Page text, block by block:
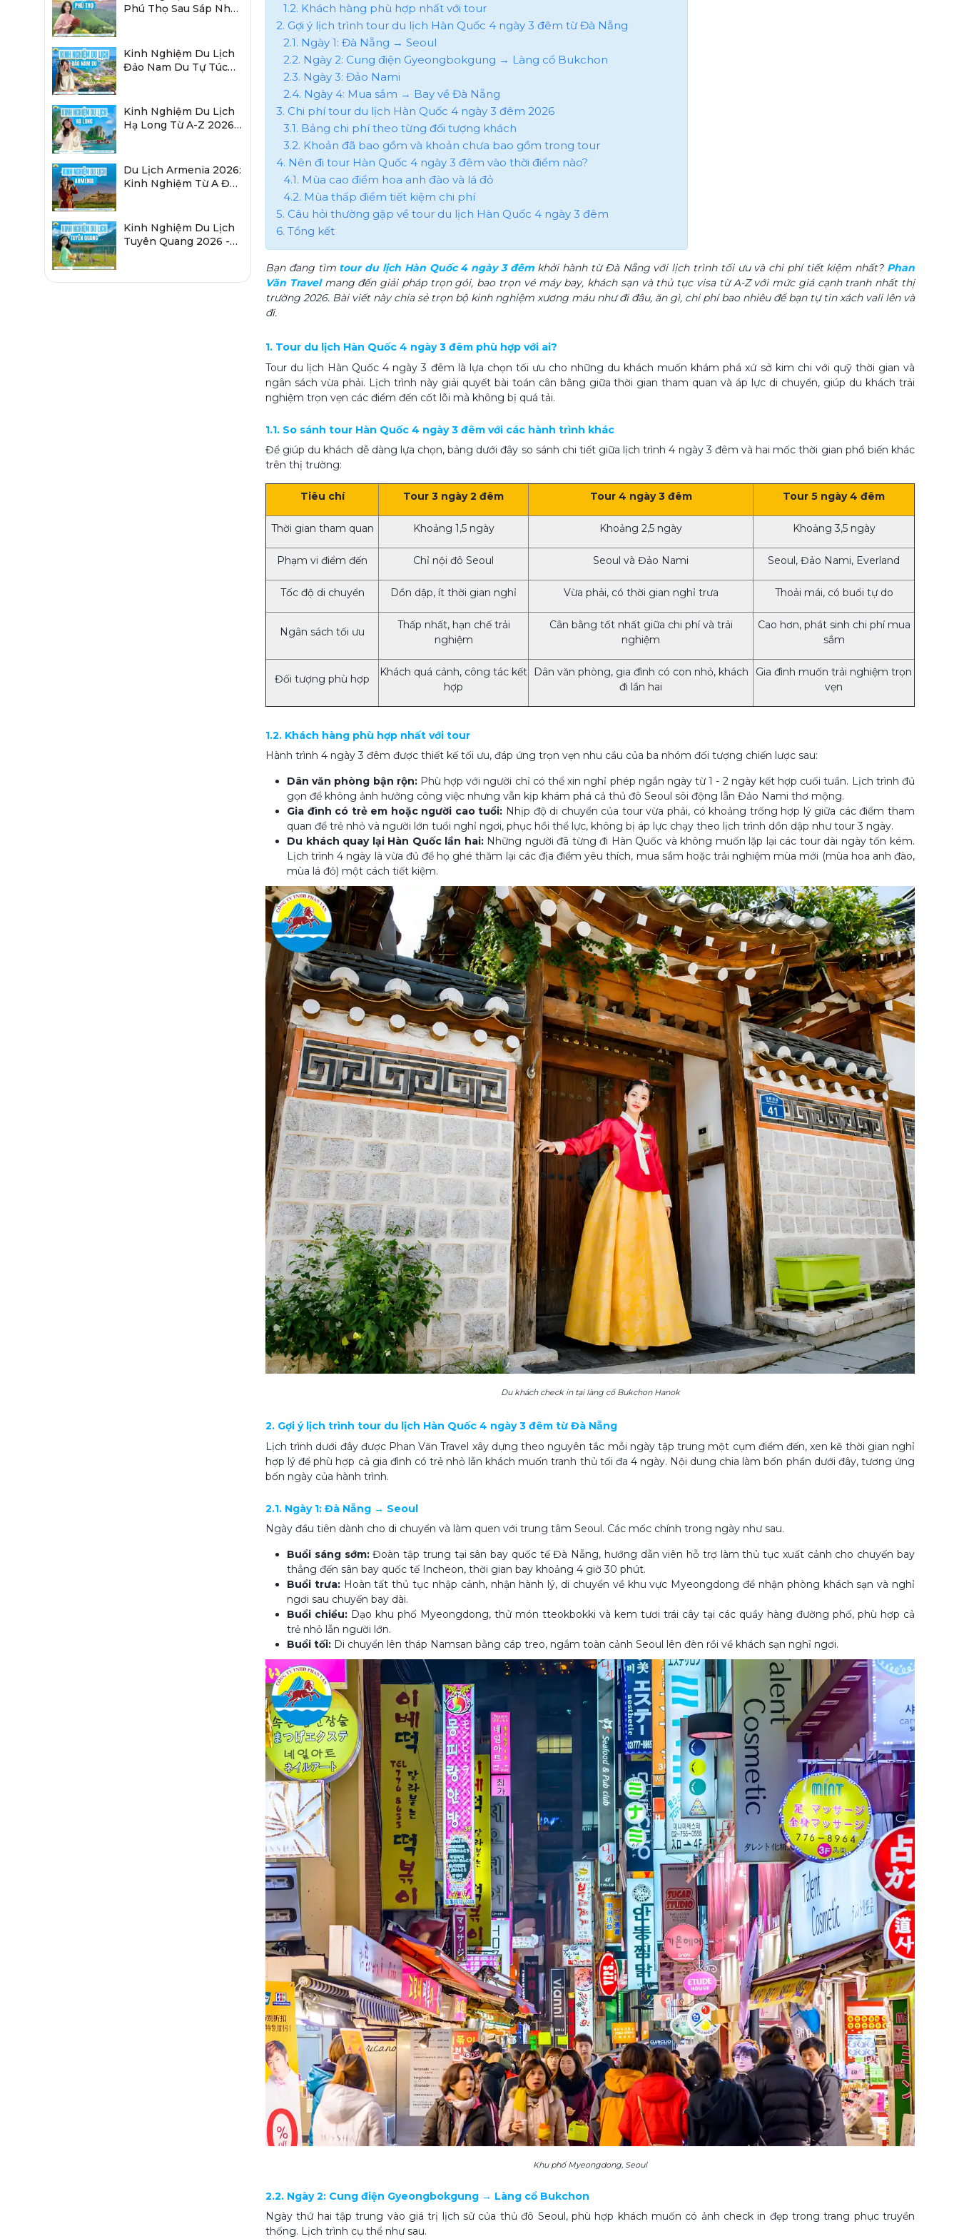
1.2. Khách hàng phù hợp nhất với tour
2. Gợi ý lịch trình tour du lịch Hàn Quốc 4 ngày 3 đêm từ Đà Nẵng
2.1. Ngày 1: Đà Nẵng → Seoul
2.2. Ngày 2: Cung điện Gyeongbokgung → Làng cổ Bukchon
2.3. Ngày 3: Đảo Nami
2.4. Ngày 4: Mua sắm → Bay về Đà Nẵng
3. Chi phí tour du lịch Hàn Quốc 4 ngày 3 đêm 2026
3.1. Bảng chi phí theo từng đối tượng khách
3.2. Khoản đã bao gồm và khoản chưa bao gồm trong tour
4. Nên đi tour Hàn Quốc 4 ngày 3 đêm vào thời điểm nào?
4.1. Mùa cao điểm hoa anh đào và lá đỏ
4.2. Mùa thấp điểm tiết kiệm chi phí
5. Câu hỏi thường gặp về tour du lịch Hàn Quốc 4 ngày 3 đêm
6. Tổng kết
Bạn đang tìm tour du lịch Hàn Quốc 4 ngày 3 đêmkhởi hành từ Đà Nẵng với lịch trình tối ưu và chi phí tiết kiệm nhất? Phan
Văn Travelmang đến giải pháp trọn gói, bao trọn vé máy bay, khách sạn và thủ tục visa từ A-Z với mức giá cạnh tranh nhất thị
trường 2026. Bài viết này chia sẻ trọn bộ kinh nghiệm xương máu như đi đâu, ăn gì, chi phí bao nhiêu để bạn tự tin xách vali lên và
đi.
1. Tour du lịch Hàn Quốc 4 ngày 3 đêm phù hợp với ai?
Tour du lịch Hàn Quốc 4 ngày 3 đêm là lựa chọn tối ưu cho những du khách muốn khám phá xứ sở kim chi với quỹ thời gian và
ngân sách vừa phải. Lịch trình này giải quyết bài toán cân bằng giữa thời gian tham quan và áp lực di chuyển, giúp du khách trải
nghiệm trọn vẹn các điểm đến cốt lõi mà không bị quá tải.
1.1. So sánh tour Hàn Quốc 4 ngày 3 đêm với các hành trình khác
Để giúp du khách dễ dàng lựa chọn, bảng dưới đây so sánh chi tiết giữa lịch trình 4 ngày 3 đêm và hai mốc thời gian phổ biến khác
trên thị trường:
Tiêu chí Tour 3 ngày 2 đêm Tour 4 ngày 3 đêm Tour 5 ngày 4 đêm
Thời gian tham quan Khoảng 1,5 ngày Khoảng 2,5 ngày Khoảng 3,5 ngày
Phạm vi điểm đến Chỉ nội đô Seoul Seoul và Đảo Nami Seoul, Đảo Nami, Everland
Tốc độ di chuyển Dồn dập, ít thời gian nghỉ Vừa phải, có thời gian nghỉ trưa Thoải mái, có buổi tự do
Ngân sách tối ưu
Thấp nhất, hạn chế trải
nghiệm
Cân bằng tốt nhất giữa chi phí và trải
nghiệm
Cao hơn, phát sinh chi phí mua
sắm
Đối tượng phù hợp
Khách quá cảnh, công tác kết
hợp
Dân văn phòng, gia đình có con nhỏ, khách
đi lần hai
Gia đình muốn trải nghiệm trọn
vẹn
1.2. Khách hàng phù hợp nhất với tour
Hành trình 4 ngày 3 đêm được thiết kế tối ưu, đáp ứng trọn vẹn nhu cầu của ba nhóm đối tượng chiến lược sau:
Dân văn phòng bận rộn:Phù hợp với người chỉ có thể xin nghỉ phép ngắn ngày từ 1 - 2 ngày kết hợp cuối tuần. Lịch trình đủ
gọn để không ảnh hưởng công việc nhưng vẫn kịp khám phá cả thủ đô Seoul sôi động lẫn Đảo Nami thơ mộng.
Gia đình có trẻ em hoặc người cao tuổi: Nhịp độ di chuyển của tour vừa phải, có khoảng trống hợp lý giữa các điểm tham
quan để trẻ nhỏ và người lớn tuổi nghỉ ngơi, phục hồi thể lực, không bị áp lực chạy theo lịch trình dồn dập như tour 3 ngày.
Du khách quay lại Hàn Quốc lần hai:Những người đã từng đi Hàn Quốc và không muốn lặp lại các tour dài ngày tốn kém.
Lịch trình 4 ngày là vừa đủ để họ ghé thăm lại các địa điểm yêu thích, mua sắm hoặc trải nghiệm mùa mới (mùa hoa anh đào,
mùa lá đỏ) một cách tiết kiệm.
Du khách check in tại làng cổ Bukchon Hanok
2. Gợi ý lịch trình tour du lịch Hàn Quốc 4 ngày 3 đêm từ Đà Nẵng
Lịch trình dưới đây được Phan Văn Travel xây dựng theo nguyên tắc mỗi ngày tập trung một cụm điểm đến, xen kẽ thời gian nghỉ
hợp lý để phù hợp cả gia đình có trẻ nhỏ lẫn khách muốn tranh thủ tối đa 4 ngày. Nội dung chia làm bốn phần dưới đây, tương ứng
bốn ngày của hành trình.
2.1. Ngày 1: Đà Nẵng → Seoul
Ngày đầu tiên dành cho di chuyển và làm quen với trung tâm Seoul. Các mốc chính trong ngày như sau.
Buổi sáng sớm:Đoàn tập trung tại sân bay quốc tế Đà Nẵng, hướng dẫn viên hỗ trợ làm thủ tục xuất cảnh cho chuyến bay
thẳng đến sân bay quốc tế Incheon, thời gian bay khoảng 4 giờ 30 phút.
Buổi trưa: Hoàn tất thủ tục nhập cảnh, nhận hành lý, di chuyển về khu vực Myeongdong để nhận phòng khách sạn và nghỉ
ngơi sau chuyến bay dài.
Buổi chiều: Dạo khu phố Myeongdong, thử món tteokbokki và kem tươi trái cây tại các quầy hàng đường phố, phù hợp cả
trẻ nhỏ lẫn người lớn.
Buổi tối: Di chuyển lên tháp Namsan bằng cáp treo, ngắm toàn cảnh Seoul lên đèn rồi về khách sạn nghỉ ngơi.
Khu phố Myeongdong, Seoul
2.2. Ngày 2: Cung điện Gyeongbokgung → Làng cổ Bukchon
Ngày thứ hai tập trung vào giá trị lịch sử của thủ đô Seoul, phù hợp khách muốn có ảnh check in đẹp trong trang phục truyền
thống. Lịch trình cụ thể như sau.
Phú Thọ Sau Sáp Nhập
Kinh Nghiệm Du Lịch
Đảo Nam Du Tự Túc
Kinh Nghiệm Du Lịch
Hạ Long Từ A-Z 2026:
Du Lịch Armenia 2026:
Kinh Nghiệm Từ A Đến
Kinh Nghiệm Du Lịch
Tuyên Quang 2026 -